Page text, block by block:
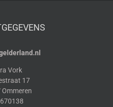
Vork
17
Ommeren